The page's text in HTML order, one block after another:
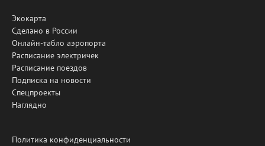
Экокарта
Сделано в России
Онлайн-табло аэропорта
Расписание электричек
Расписание поездов
Подписка на новости
Спецпроекты
Наглядно
Политика конфиденциальности